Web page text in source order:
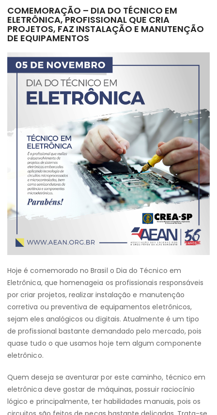
COMEMORAÇÃO – DIA DO TÉCNICO EM
ELETRÔNICA, PROFISSIONAL QUE CRIA
PROJETOS, FAZ INSTALAÇÃO E MANUTENÇÃO
DE EQUIPAMENTOS
Hoje é comemorado no Brasil o Dia do Técnico em
Eletrônica, que homenageia os profissionais responsáveis
por criar projetos, realizar instalação e manutenção
corretiva ou preventiva de equipamentos eletrônicos,
sejam eles analógicos ou digitais. Atualmente é um tipo
de profissional bastante demandado pelo mercado, pois
quase tudo o que usamos hoje tem algum componente
eletrônico.
Quem deseja se aventurar por este caminho, técnico em
eletrônica deve gostar de máquinas, possuir raciocínio
lógico e principalmente, ter habilidades manuais, pois os